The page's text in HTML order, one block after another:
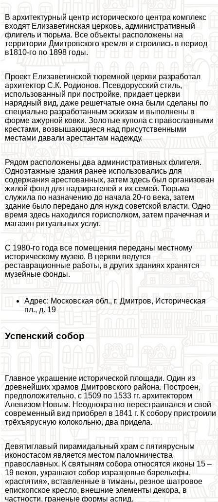
В архитектурный центр исторического центра комплекс
входят Елизаветинская церковь, административный
флигель и тюрьма. Все объекты расположены на
территории Дмитровского кремля и строились в период
в1810-го по 1898 годы.
Проект Елизаветинской тюремной церкви разработал
архитектор С.К. Родионов. Псевдорусский стиль,
использованный при постройке, придает церкви
нарядный вид, даже решетчатые окна были сделаны по
специально разработанным эскизам и выполнены в
форме ажурной ковки. Золотые купола с православными
крестами, возвышающиеся над присутственными
местами давали арестантам надежду.
Рядом расположены два административных флигеля.
Одноэтажные здания ранее использовались для
содержания арестованных, затем здесь был организован
жилой фонд для надзирателей и их семей. Тюрьма
служила по назначению до начала 20-го века, затем
здание было передано для нужд советской власти. Одно
время здесь находился горисполком, затем прачечная и
магазин ритуальных услуг.
С 1980-го года все помещения переданы местному
историческому музею. В церкви ведутся
реставрационные работы, в других зданиях хранятся
музейные фонды.
Адрес: Московская обл., г. Дмитров, Историческая
пл., д. 19
Успенский собор
Главное украшение исторической площади. Один из
древнейших храмов Дмитровского района. Построен,
предположительно, с 1509 по 1533 гг. архитектором
Алевизом Новым. Неоднократно перестраивался и свой
современный вид приобрел в 1841 г. К собору пристроили
трёхъярусную колокольню, два придела.
Девятиглавый пирамидальный храм с пятиярусным
иконостасом является местом паломничества
православных. К святыням собора относятся иконы 15 –
19 веков, украшают собор изразцовые барельефы,
«распятия», вставленные в тиманы, резное шатровое
епископское кресло, внешние элементы декора, в
частности, граненые формы аспид.